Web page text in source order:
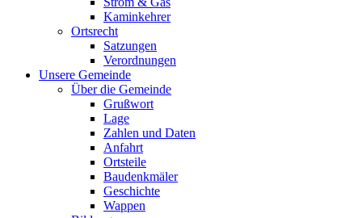
Kaminkehrer
Ortsrecht
Satzungen
Verordnungen
Unsere Gemeinde
Über die Gemeinde
Grußwort
Lage
Zahlen und Daten
Anfahrt
Ortsteile
Baudenkmäler
Geschichte
Wappen